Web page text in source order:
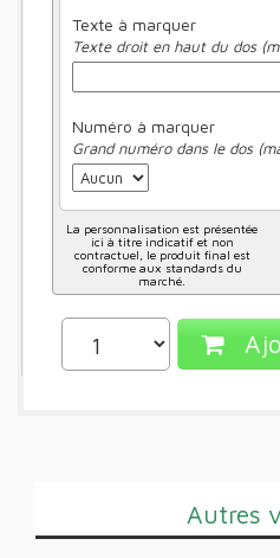
Texte à marquer
Texte droit en haut du dos
Numéro à marquer
Grand numéro dans le dos
La personnalisation est présentée
ici à titre indicatif et non
contractuel, le produit final est
conforme aux standards du
marché.
Autres